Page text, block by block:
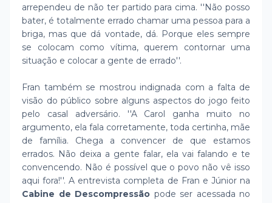
arrependeu de não ter partido para cima. ''Não posso
bater, é totalmente errado chamar uma pessoa para a
briga, mas que dá vontade, dá. Porque eles sempre
se colocam como vítima, querem contornar uma
situação e colocar a gente de errado''.
Fran também se mostrou indignada com a falta de
visão do público sobre alguns aspectos do jogo feito
pelo casal adversário. ''A Carol ganha muito no
argumento, ela fala corretamente, toda certinha, mãe
de família. Chega a convencer de que estamos
errados. Não deixa a gente falar, ela vai falando e te
convencendo. Não é possível que o povo não vê isso
aqui fora!''. A entrevista completa de Fran e Júnior na
Cabine de Descompressão pode ser acessada no